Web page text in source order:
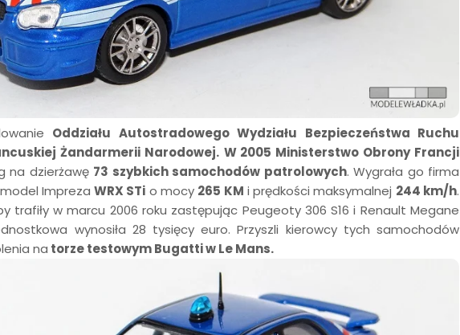
Oddziału Autostradowego Wydziału Bezpieczeństwa Ruchu
Żandarmerii Narodowej. W 2005 Ministerstwo Obrony Francji
na dzierżawę 73 szybkich samochodów patrolowych. Wygrała go firma
ImprezaWRX STi o mocy 265 KM i prędkości maksymalnej 244 km/h.
trafiły w marcu 2006 roku zastępując Peugeoty 306 S16 i Renault Megane
wynosiła 28 tysięcy euro. Przyszli kierowcy tych samochodów
na torze testowym Bugatti w Le Mans.